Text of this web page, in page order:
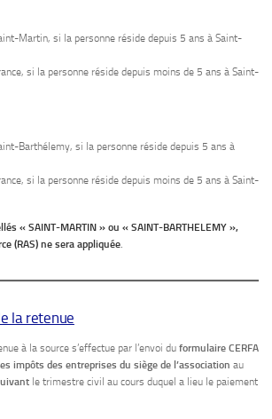
Martin, si la personne réside depuis 5 ans à Saint-
si la personne réside depuis moins de 5 ans à Saint-
Barthélemy, si la personne réside depuis 5 ans à
si la personne réside depuis moins de 5 ans à Saint-
« SAINT-MARTIN » ou « SAINT-BARTHELEMY »,
(RAS) ne sera appliquée.
la retenue
à la source s’effectue par l’envoi du formulaire CERFA
impôts des entreprises du siège de l’association au
le trimestre civil au cours duquel a lieu le paiement